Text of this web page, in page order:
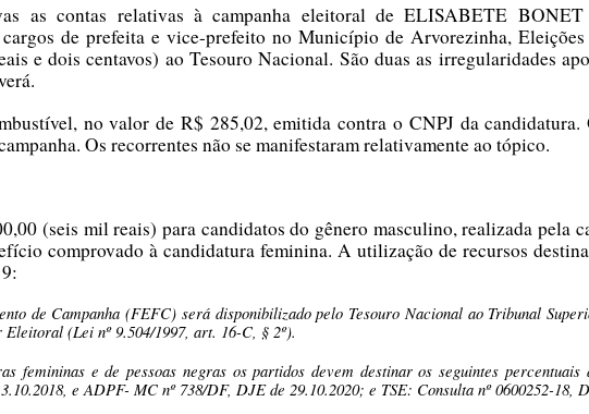
as contas relativas à campanha eleitoral de ELISABETE
de prefeita e vice-prefeito no Município de Arvorezinha,
e dois centavos) ao Tesouro Nacional. São duas as irregularidades
no valor de R$ 285,02, emitida contra o CNPJ da
Os recorrentes não se manifestaram relativamente ao tópico.
(seis mil reais) para candidatos do gênero masculino, realizada
comprovado à candidatura feminina. A utilização de recursos
de Campanha (FEFC) será disponibilizado pelo Tesouro Nacional ao Tribunal
(Lei nº 9.504/1997, art. 16-C, § 2º).
femininas e de pessoas negras os partidos devem destinar os seguintes
e ADPF- MC nº 738/DF, DJE de 29.10.2020; e TSE: Consulta nº 0600252-18,